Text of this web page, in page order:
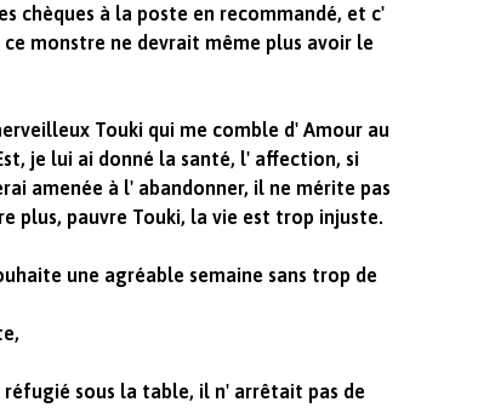
chèques à la poste en recommandé, et c'
monstre ne devrait même plus avoir le
Touki qui me comble d' Amour au
je lui ai donné la santé, l' affection, si
amenée à l' abandonner, il ne mérite pas
plus, pauvre Touki, la vie est trop injuste.
une agréable semaine sans trop de
réfugié sous la table, il n' arrêtait pas de